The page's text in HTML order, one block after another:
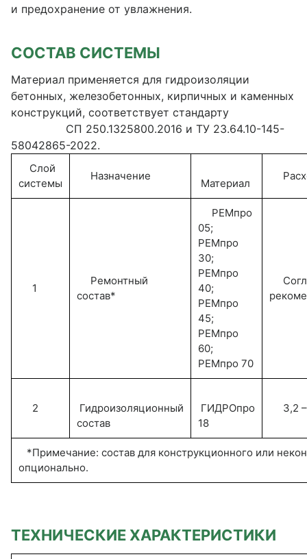
и предохранение от увлажнения.
СОСТАВ СИСТЕМЫ
Материал применяется для гидроизоляции
бетонных, железобетонных, кирпичных и каменных
конструкций, соответствует стандарту
СП 250.1325800.2016 и ТУ 23.64.10-145-
58042865-2022.
Слой
системы
Назначение
Материал
1
Ремонтный
состав*
РЕМпро
05;
РЕМпро
30;
РЕМпро
40;
РЕМпро
45;
РЕМпро
60;
РЕМпро 70
2
Гидроизоляционный
состав
ГИДРОпро
18
3,2 –
*Примечание: состав для конструкционного или
опционально.
ТЕХНИЧЕСКИЕ ХАРАКТЕРИСТИКИ